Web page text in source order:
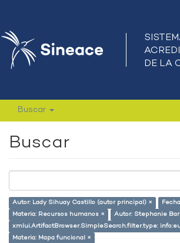
Buscar
Buscar
Autor: Lady Sihuay Castillo (autor principal) ×
Materia: Recursos humanos ×
Autor: Stephanie
xmlui.ArtifactBrowser.SimpleSearch.filter.type:
Materia: Mapa funcional ×